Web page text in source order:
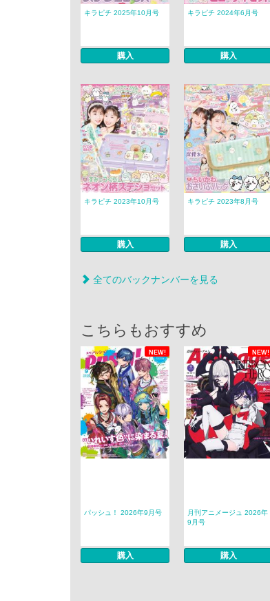
キラピチ 2025年10月号
購入
キラピチ 2024年6月号
購入
キラピチ 2023年10月号
購入
キラピチ 2023年8月号
購入
全てのバックナンバーを見る
こちらもおすすめ
NEW! NEW!
パッシュ！ 2026年9月号
購入
月刊アニメージュ 2026年
9月号
購入